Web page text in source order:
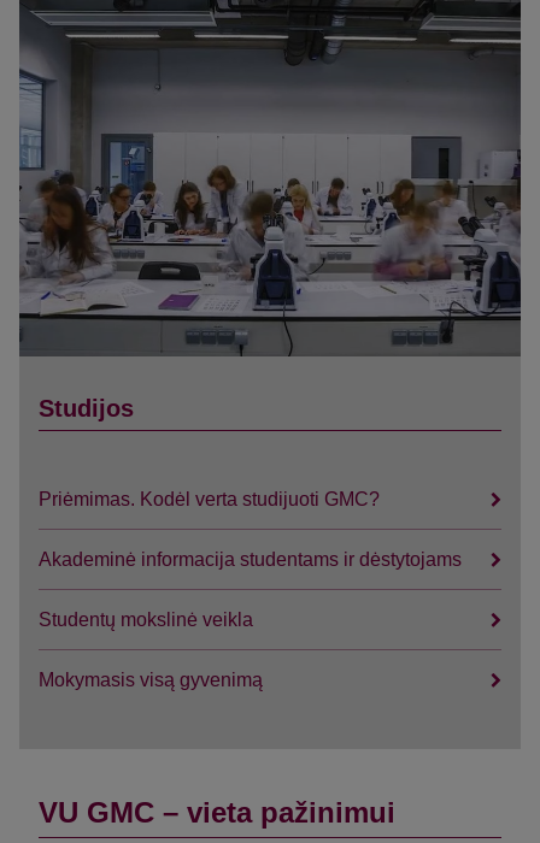
Studijos
Priėmimas. Kodėl verta studijuoti GMC?
Akademinė informacija studentams ir dėstytojams
Studentų mokslinė veikla
Mokymasis visą gyvenimą
VU GMC – vieta pažinimui